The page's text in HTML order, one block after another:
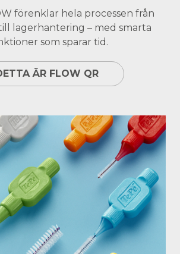
förenklar hela processen från
lagerhantering – med smarta
som sparar tid.
ÄR FLOW QR